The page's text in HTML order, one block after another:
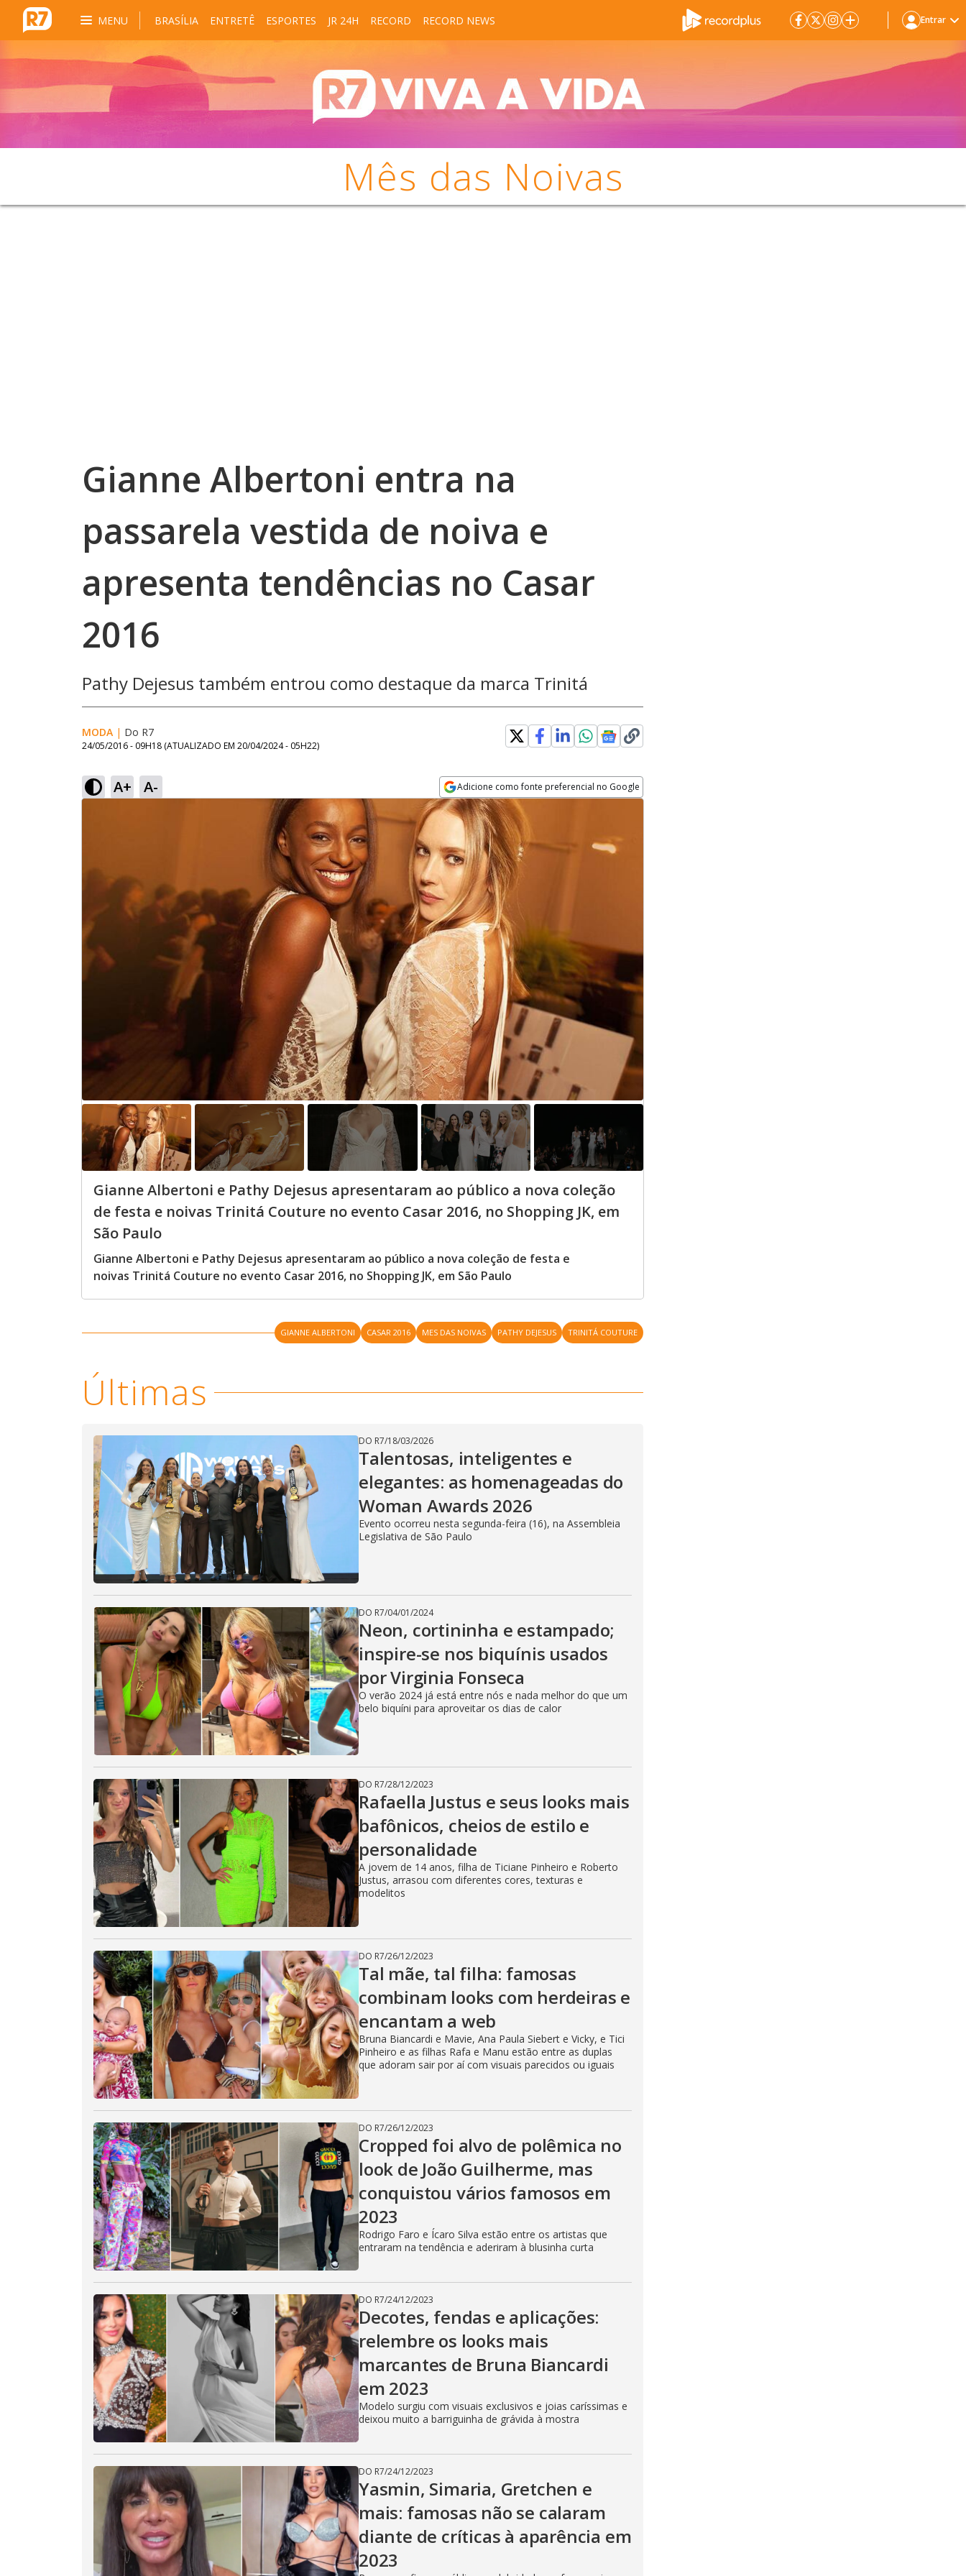
MENU BRASÍLIA ENTRETÊ ESPORTES JR 24H RECORD RECORD NEWS Entrar
Mês das Noivas
Gianne Albertoni entra na
passarela vestida de noiva e
apresenta tendências no Casar
2016
Pathy Dejesus também entrou como destaque da marca Trinitá
MODA | Do R7
24/05/2016 - 09H18 (ATUALIZADO EM 20/04/2024 - 05H22)
A+ A- Adicione como fonte preferencial no Google
Opens in new window
Gianne Albertoni e Pathy Dejesus apresentaram ao público a nova coleção
de festa e noivas Trinitá Couture no evento Casar 2016, no Shopping JK, em
São Paulo
Gianne Albertoni e Pathy Dejesus apresentaram ao público a nova coleção de festa e
noivas Trinitá Couture no evento Casar 2016, no Shopping JK, em São Paulo
GIANNE ALBERTONI CASAR 2016 MES DAS NOIVAS PATHY DEJESUS TRINITÁ COUTURE
Últimas
DO R7/18/03/2026
Talentosas, inteligentes e
elegantes: as homenageadas do
Woman Awards 2026
Evento ocorreu nesta segunda-feira (16), na Assembleia
Legislativa de São Paulo
DO R7/04/01/2024
Neon, cortininha e estampado;
inspire-se nos biquínis usados
por Virginia Fonseca
O verão 2024 já está entre nós e nada melhor do que um
belo biquíni para aproveitar os dias de calor
DO R7/28/12/2023
Rafaella Justus e seus looks mais
bafônicos, cheios de estilo e
personalidade
A jovem de 14 anos, filha de Ticiane Pinheiro e Roberto
Justus, arrasou com diferentes cores, texturas e
modelitos
DO R7/26/12/2023
Tal mãe, tal filha: famosas
combinam looks com herdeiras e
encantam a web
Bruna Biancardi e Mavie, Ana Paula Siebert e Vicky, e Tici
Pinheiro e as filhas Rafa e Manu estão entre as duplas
que adoram sair por aí com visuais parecidos ou iguais
DO R7/26/12/2023
Cropped foi alvo de polêmica no
look de João Guilherme, mas
conquistou vários famosos em
2023
Rodrigo Faro e Ícaro Silva estão entre os artistas que
entraram na tendência e aderiram à blusinha curta
DO R7/24/12/2023
Decotes, fendas e aplicações:
relembre os looks mais
marcantes de Bruna Biancardi
em 2023
Modelo surgiu com visuais exclusivos e joias caríssimas e
deixou muito a barriguinha de grávida à mostra
DO R7/24/12/2023
Yasmin, Simaria, Gretchen e
mais: famosas não se calaram
diante de críticas à aparência em
2023